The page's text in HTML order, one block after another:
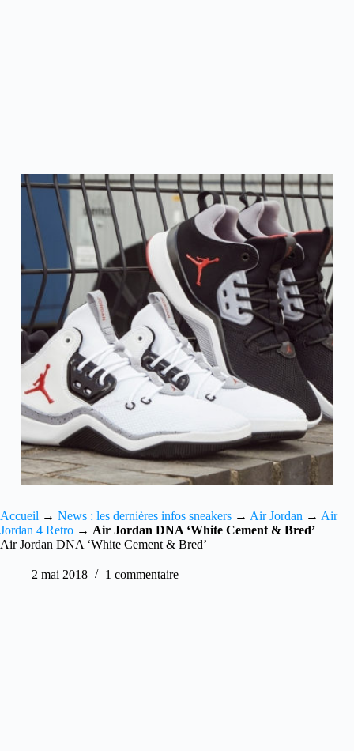
Accueil → News : les dernières infos sneakers → Air Jordan → Air
Jordan 4 Retro → Air Jordan DNA ‘White Cement & Bred’
Air Jordan DNA ‘White Cement & Bred’
2 mai 2018 1 commentaire